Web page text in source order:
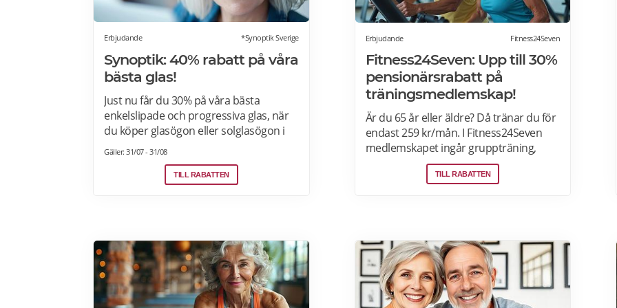
Erbjudande *Synoptik Sverige
Synoptik: 40% rabatt på våra
bästa glas!
Just nu får du 30% på våra bästa
enkelslipade och progressiva glas, när
du köper glasögon eller solglasögon i
din styrka. Erbjudandet gäller både
enkelslipade och progressiva glas,
platina och diamant. Bågar finns från
Gäller: 31/07 - 31/08
TILL RABATTEN
Erbjudande Fitness24Seven
Fitness24Seven: Upp till 30%
pensionärsrabatt på
träningsmedlemskap!
Är du 65 år eller äldre? Då tränar du för
endast 259 kr/mån. I Fitness24Seven
medlemskapet ingår gruppträning,
tillgång till alla gym, Strong Senior och
utomhuspass. Fitness24Seven har
TILL RABATTEN